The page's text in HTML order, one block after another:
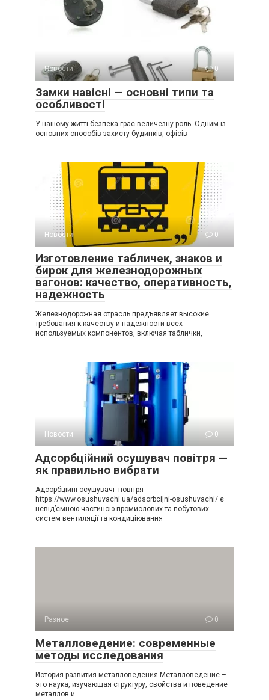
Новости 0
Замки навісні — основні типи та
особливості
У нашому житті безпека грає величезну роль. Одним із
основних способів захисту будинків, офісів
Новости 0
Изготовление табличек, знаков и
бирок для железнодорожных
вагонов: качество, оперативность,
надежность
Железнодорожная отрасль предъявляет высокие
требования к качеству и надежности всех
используемых компонентов, включая таблички,
Новости 0
Адсорбційний осушувач повітря —
як правильно вибрати
Адсорбційні осушувачі повітря
https://www.osushuvachi.ua/adsorbcijni-osushuvachi/ є
невід’ємною частиною промислових та побутових
систем вентиляції та кондиціювання
Разное 0
Металловедение: современные
методы исследования
История развития металловедения Металловедение –
это наука, изучающая структуру, свойства и поведение
металлов и